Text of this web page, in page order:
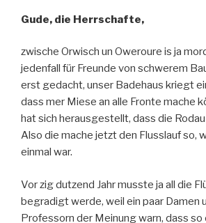
Gude, die Herrschafte,
zwische Orwisch un Oweroure is ja
jedenfall für Freunde von schwerem
erst gedacht, unser Badehaus kriegt
dass mer Miese an alle Fronte mache
hat sich herausgestellt, dass die
Also die mache jetzt den Flusslauf so,
einmal war.
Vor zig dutzend Jahr musste ja all die
begradigt werde, weil ein paar Damen
Professorn der Meinung warn, dass so